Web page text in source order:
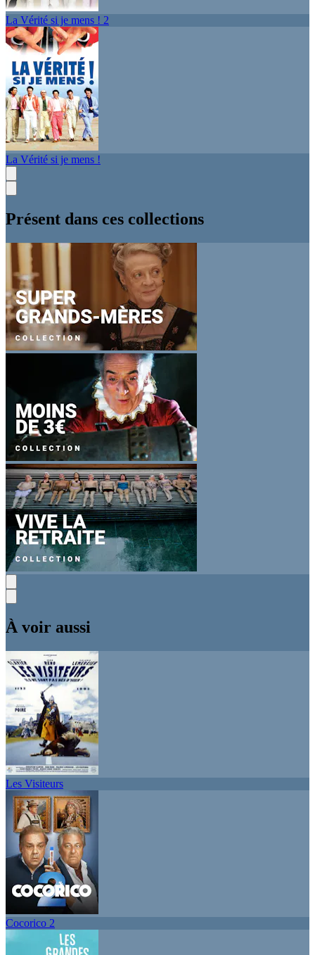
La Vérité si je mens ! 2
La Vérité si je mens !
Présent dans ces collections
À voir aussi
Les Visiteurs
Cocorico 2